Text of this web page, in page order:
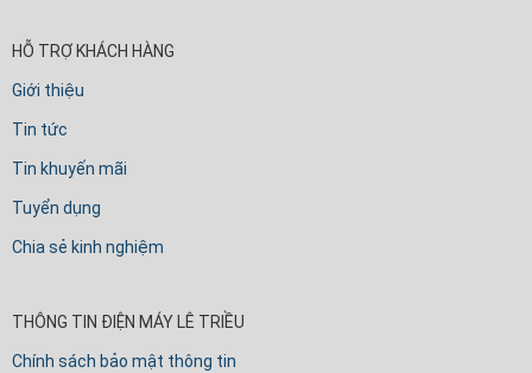
HỖ TRỢ KHÁCH HÀNG
Giới thiệu
Tin tức
Tin khuyến mãi
Tuyển dụng
Chia sẻ kinh nghiệm
THÔNG TIN ĐIỆN MÁY LÊ TRIỀU
Chính sách bảo mật thông tin